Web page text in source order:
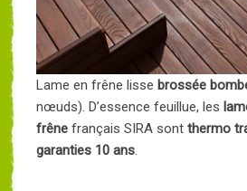
Lame en frêne lisse brossée
nœuds). D’essence feuillue, les
frêne français SIRA sont thermo
garanties 10 ans.